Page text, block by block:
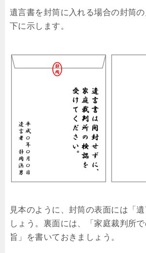
遺言書を封筒に入れる場合の封筒
下に示します。
見本のように、封筒の表面には「
しょう。裏面には、「家庭裁判所
旨」を書いておきましょう。